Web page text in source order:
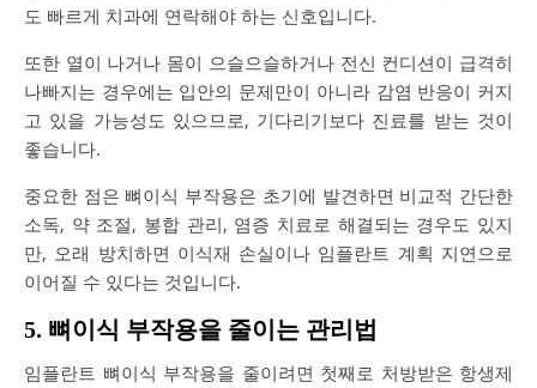
도 빠르게 치과에 연락해야 하는 신호입니다.
또한 열이 나거나 몸이 으슬으슬하거나 전신 컨디션이 급격히
나빠지는 경우에는 입안의 문제만이 아니라 감염 반응이 커지
고 있을 가능성도 있으므로, 기다리기보다 진료를 받는 것이
좋습니다.
중요한 점은 뼈이식 부작용은 초기에 발견하면 비교적 간단한
소독, 약 조절, 봉합 관리, 염증 치료로 해결되는 경우도 있지
만, 오래 방치하면 이식재 손실이나 임플란트 계획 지연으로
이어질 수 있다는 것입니다.
5. 뼈이식 부작용을 줄이는 관리법
임플란트 뼈이식 부작용을 줄이려면 첫째로 처방받은 항생제